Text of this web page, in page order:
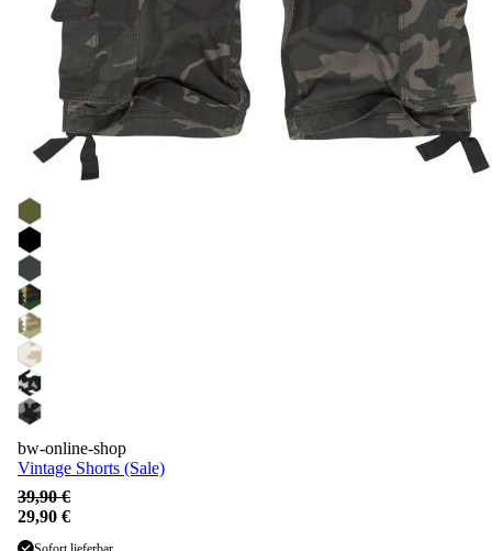
bw-online-shop
Vintage Shorts (Sale)
39,90 €
29,90 €